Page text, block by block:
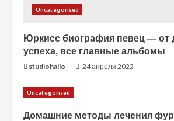
Uncategorised
Юркисс биография певец — от
успеха, все главные альбомы
studiohallo_ 24 апреля 2022
Uncategorised
Домашние методы лечения